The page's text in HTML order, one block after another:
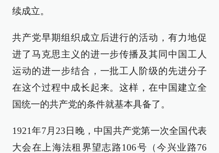
续成立。
共产党早期组织成立后进行的活动，有力地促
进了马克思主义的进一步传播及其同中国工人
运动的进一步结合，一批工人阶级的先进分子
在这个过程中成长起来。这样，在中国建立全
国统一的共产党的条件就基本具备了。
1921年7月23日晚，中国共产党第一次全国代表
大会在上海法租界望志路106号（今兴业路76